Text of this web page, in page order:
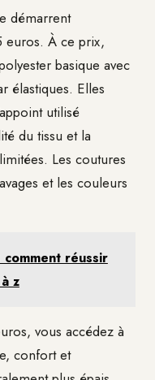
démarrent
euros. À ce prix,
basique avec
élastiques. Elles
utilisé
du tissu et la
Les coutures
et les couleurs
réussir
z
vous accédez à
confort et